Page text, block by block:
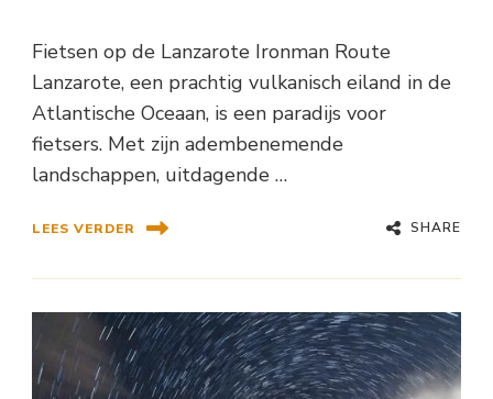
Fietsen op de Lanzarote Ironman Route
Lanzarote, een prachtig vulkanisch eiland in de
Atlantische Oceaan, is een paradijs voor
fietsers. Met zijn adembenemende
landschappen, uitdagende …
LEES VERDER SHARE